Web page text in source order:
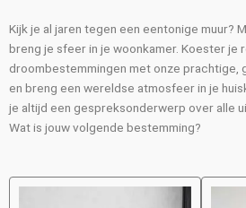
Kijk je al jaren tegen een eentonige muur?
breng je sfeer in je woonkamer. Koester je
droombestemmingen met onze
en breng een wereldse atmosfeer in je
je altijd een gespreksonderwerp over alle
Wat is jouw volgende bestemming?
Prijsklasse: